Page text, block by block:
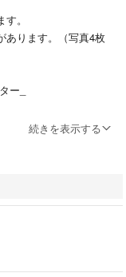
。
あります。（写真4枚
ー_
続きを表示する